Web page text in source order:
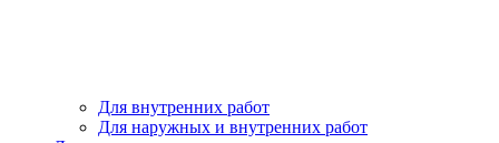
Для внутренних работ
Для наружных и внутренних работ